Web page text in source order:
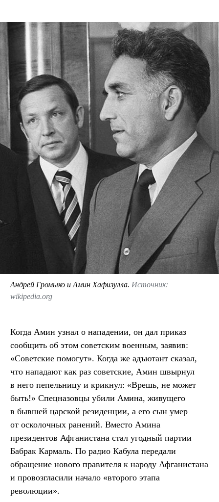
Андрей Громыко и Амин Хафизулла. Источник:
wikipedia.org
Когда Амин узнал о нападении, он дал приказ
сообщить об этом советским военным, заявив:
«Советские помогут». Когда же адъютант сказал,
что нападают как раз советские, Амин швырнул
в него пепельницу и крикнул: «Врешь, не может
быть!» Спецназовцы убили Амина, живущего
в бывшей царской резиденции, а его сын умер
от осколочных ранений. Вместо Амина
президентов Афганистана стал угодный партии
Бабрак Кармаль. По радио Кабула передали
обращение нового правителя к народу Афганистана
и провозгласили начало «второго этапа
революции».